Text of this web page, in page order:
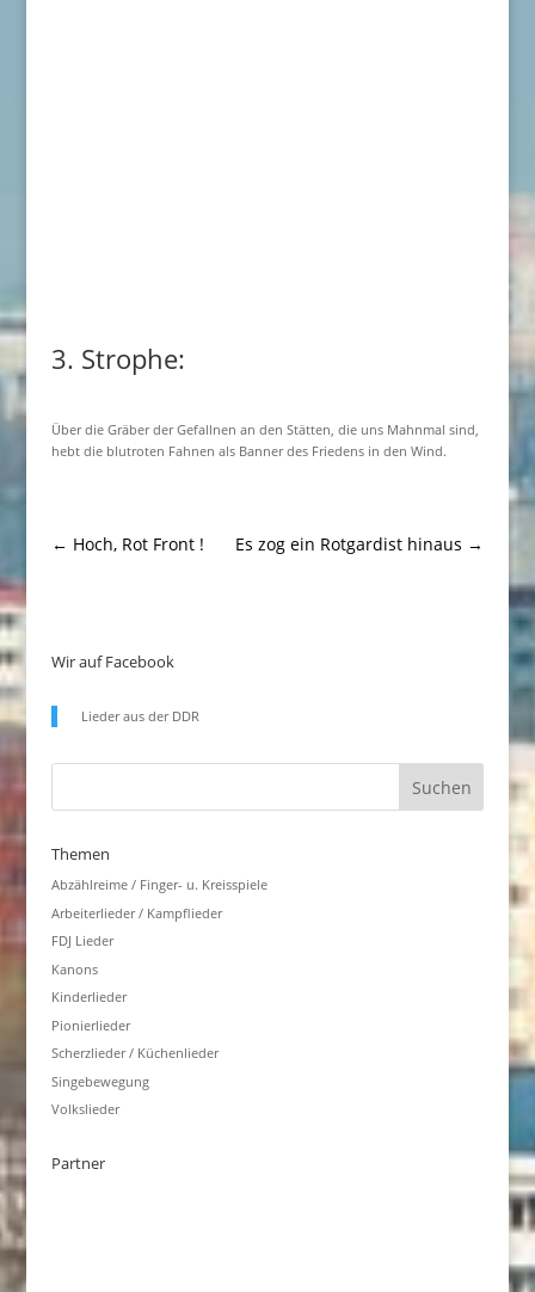
3. Strophe:
Über die Gräber der Gefallnen an den Stätten, die uns Mahnmal sind,
hebt die blutroten Fahnen als Banner des Friedens in den Wind.
← Hoch, Rot Front ! Es zog ein Rotgardist hinaus →
Wir auf Facebook
Lieder aus der DDR
Themen
Abzählreime / Finger- u. Kreisspiele
Arbeiterlieder / Kampflieder
FDJ Lieder
Kanons
Kinderlieder
Pionierlieder
Scherzlieder / Küchenlieder
Singebewegung
Volkslieder
Partner